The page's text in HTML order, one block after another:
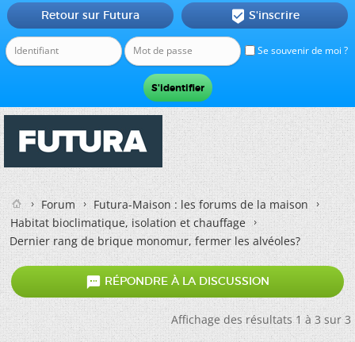
Se souvenir de moi ?
Retour sur Futura  S'inscrire
Forum
Futura-Maison : les forums de la maison
Habitat bioclimatique, isolation et chauffage
Dernier rang de brique monomur, fermer les alvéoles?
 RÉPONDRE À LA DISCUSSION
Affichage des résultats 1 à 3 sur 3